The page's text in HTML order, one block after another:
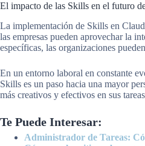
El impacto de las Skills en el futuro
La implementación de Skills en
las empresas pueden aprovechar la
específicas, las organizaciones
En un entorno laboral en constante
Skills es un paso hacia una mayor
más creativos y efectivos en sus
Te Puede Interesar:
Administrador de Tareas: